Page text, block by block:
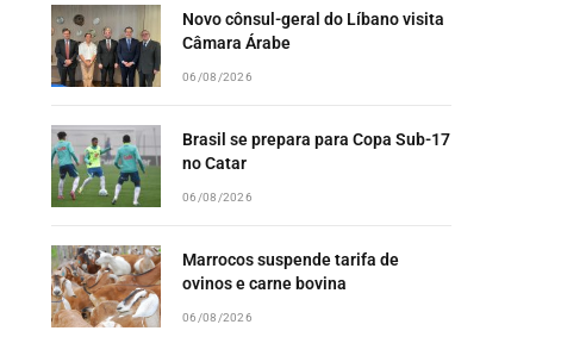
Novo cônsul-geral do Líbano visita
Câmara Árabe
06/08/2026
Brasil se prepara para Copa Sub-17
no Catar
06/08/2026
Marrocos suspende tarifa de
ovinos e carne bovina
06/08/2026